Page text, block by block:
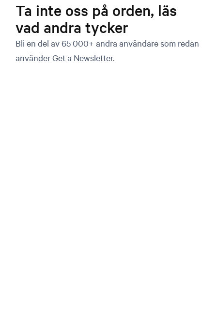
Ta inte oss på orden, läs
vad andra tycker
Bli en del av 65 000+ andra användare som redan
använder Get a Newsletter.